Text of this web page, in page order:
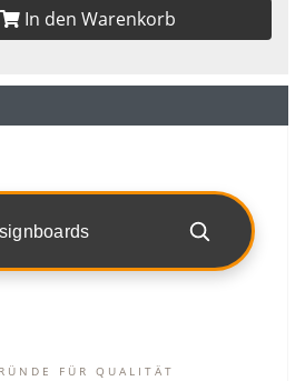
In den Warenkorb
FÜR QUALITÄT